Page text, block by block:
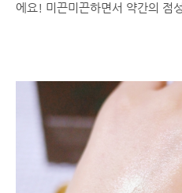
에요! 미끈미끈하면서 약간의 점